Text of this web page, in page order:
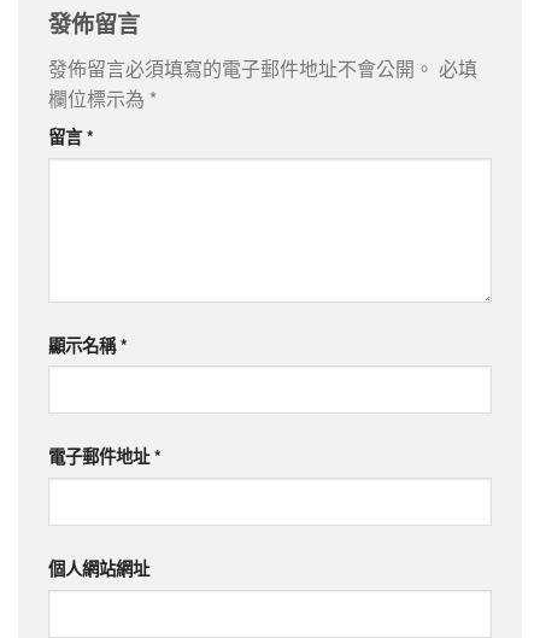
發佈留言
發佈留言必須填寫的電子郵件地址不會公開。 必填
欄位標示為 *
留言*
顯示名稱*
電子郵件地址*
個人網站網址